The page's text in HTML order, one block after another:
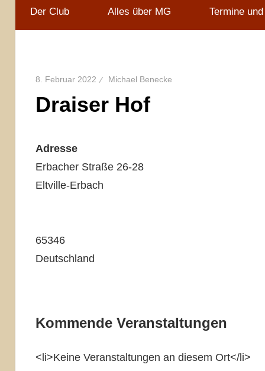
Club
Der Club Alles über MG Termine
8. Februar 2022 Michael Benecke
Draiser Hof
Adresse
Erbacher Straße 26-28
Eltville-Erbach
65346
Deutschland
Kommende Veranstaltungen
<li>Keine Veranstaltungen an diesem Ort</li>